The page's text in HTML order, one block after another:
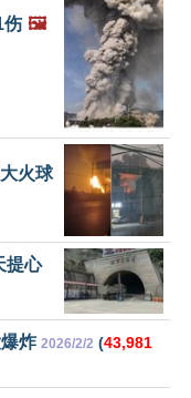
伤 🖼️
火球
提心
炸 2026/2/2 (43,981